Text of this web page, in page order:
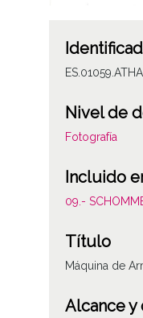
Nivel de
Fotografía
Incluido
09.-
Título
Máquina de
Alcance